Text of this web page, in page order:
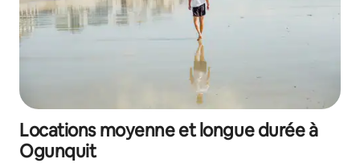
Locations moyenne et longue durée à
Ogunquit